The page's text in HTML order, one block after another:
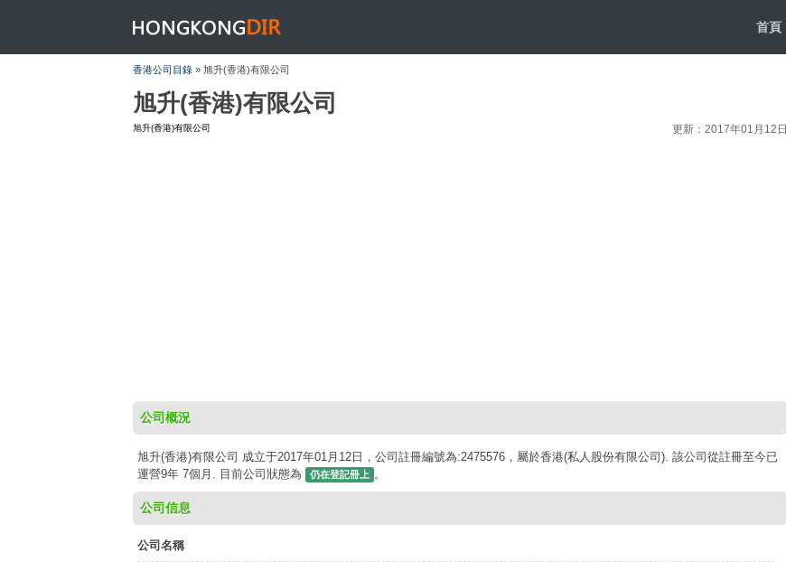
HONGKONGDIR 首頁
香港公司目錄 » 旭升(香港)有限公司
旭升(香港)有限公司
旭升(香港)有限公司 更新：2017年01月12日
公司概況
旭升(香港)有限公司 成立于2017年01月12日，公司註冊編號為:2475576，屬於香港(私人股份有限公司). 該公司從註冊至今已
運營9年 7個月. 目前公司狀態為
仍在登記冊上 。
公司信息
公司名稱